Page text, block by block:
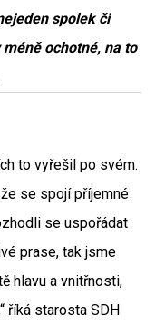
spolek či
ochotné, na to
to vyřešil po svém.
se spojí příjemné
se uspořádat
prase, tak jsme
hlavu a vnitřnosti,
říká starosta SDH